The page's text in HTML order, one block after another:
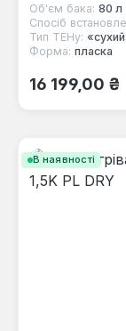
Об'єм бака: 80 л
Спосіб
Тип ТЕНу:
Форма: пласка
Звичайна
16 199,00 ₴
В наявності